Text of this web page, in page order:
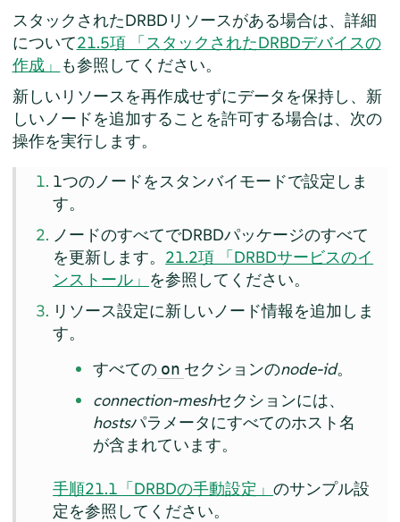
スタックされたDRBDリソースがある場合は、詳細
について21.5項 「スタックされたDRBDデバイスの
作成」 も参照してください。
新しいリソースを再作成せずにデータを保持し、新
しいノードを追加することを許可する場合は、次の
操作を実行します。
1つのノードをスタンバイモードで設定しま
す。
ノードのすべてでDRBDパッケージのすべて
を更新します。 21.2項 「DRBDサービスのイ
ンストール」 を参照してください。
リソース設定に新しいノード情報を追加しま
す。
すべての on セクションのnode-id。
connection-meshセクションには、
hostsパラメータにすべてのホスト名
が含まれています。
手順21.1「DRBDの手動設定」のサンプル設
定を参照してください。